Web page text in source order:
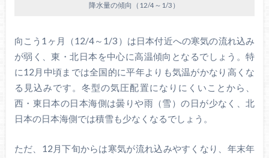
降水量の傾向（12/4～1/3）
向こう1ヶ月（12/4～1/3）は日本付近への寒気の流れ込み
が弱く、東・北日本を中心に高温傾向となるでしょう。特
に12月中頃までは全国的に平年よりも気温がかなり高くな
る見込みです。冬型の気圧配置になりにくいことから、
西・東日本の日本海側は曇りや雨（雪）の日が少なく、北
日本の日本海側では積雪も少なくなるでしょう。
ただ、12月下旬からは寒気が流れ込みやすくなり、年末年